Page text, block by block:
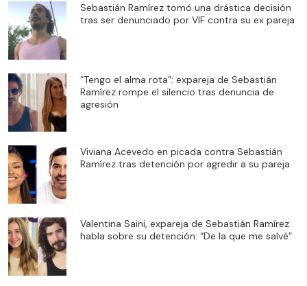
Sebastián Ramírez tomó una drástica decisión
tras ser denunciado por VIF contra su ex pareja
“Tengo el alma rota”: expareja de Sebastián
Ramírez rompe el silencio tras denuncia de
agresión
Viviana Acevedo en picada contra Sebastián
Ramírez tras detención por agredir a su pareja
Valentina Saini, expareja de Sebastián Ramírez
habla sobre su detención: “De la que me salvé”